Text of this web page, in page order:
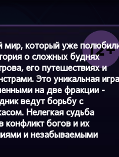
мир, который уже
о сложных буднях
его путешествиях и
Это уникальная игра
на две фракции -
ведут борьбу с
Нелегкая судьба
конфликт богов и их
и незабываемыми